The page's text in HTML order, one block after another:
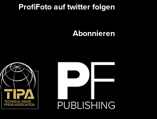
ProfiFoto auf twitter folgen
Abonnieren